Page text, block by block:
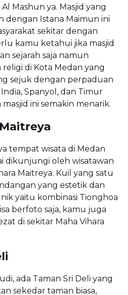
Mashun ya. Masjid yang
dengan Istana Maimun ini
sekitar dengan
kamu ketahui jika masjid
sejarah saja namun
di Kota Medan yang
sejuk dengan perpaduan
Spanyol, dan Timur
ini semakin menarik.
tempat wisata di Medan
dikunjungi oleh wisatawan
Maitreya. Kuil yang satu
yang estetik dan
yaitu kombinasi Tionghoa
berfoto saja, kamu juga
di sekitar Maha Vihara
ada Taman Sri Deli yang
sekedar taman biasa,